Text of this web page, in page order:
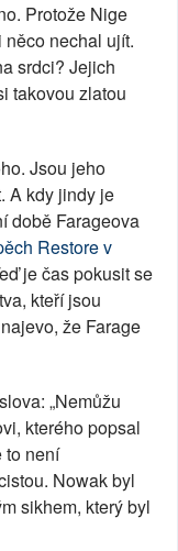
Protože Nige
něco nechal ujít.
srdci? Jejich
takovou zlatou
Jsou jeho
A kdy jindy je
době Farageova
Restore v
je čas pokusit se
kteří jsou
že Farage
„Nemůžu
kterého popsal
to není
Nowak byl
sikhem, který byl